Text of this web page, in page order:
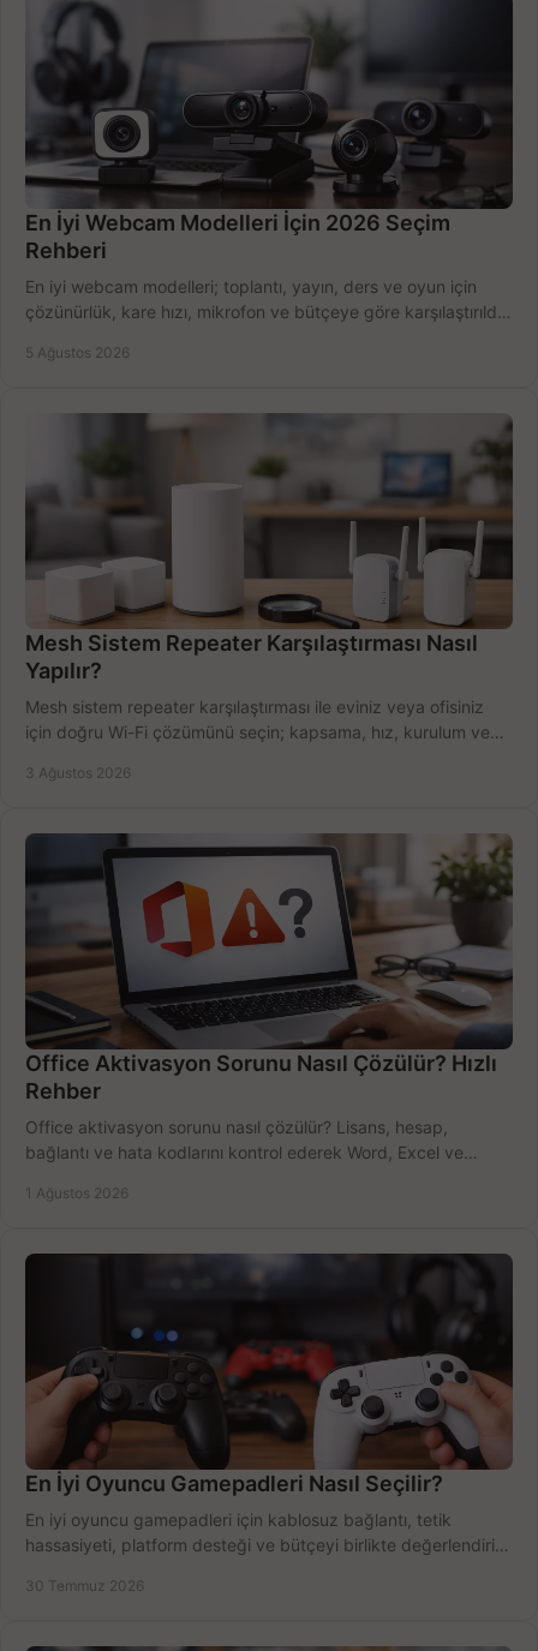
En İyi Webcam Modelleri İçin 2026 Seçim
Rehberi
En iyi webcam modelleri; toplantı, yayın, ders ve oyun için
çözünürlük, kare hızı, mikrofon ve bütçeye göre karşılaştırıldı.
5 Ağustos 2026
Mesh Sistem Repeater Karşılaştırması Nasıl
Yapılır?
Mesh sistem repeater karşılaştırması ile eviniz veya ofisiniz
için doğru Wi-Fi çözümünü seçin; kapsama, hız, kurulum ve
3 Ağustos 2026
Office Aktivasyon Sorunu Nasıl Çözülür? Hızlı
Rehber
Office aktivasyon sorunu nasıl çözülür? Lisans, hesap,
bağlantı ve hata kodlarını kontrol ederek Word, Excel ve
1 Ağustos 2026
En İyi Oyuncu Gamepadleri Nasıl Seçilir?
En iyi oyuncu gamepadleri için kablosuz bağlantı, tetik
hassasiyeti, platform desteği ve bütçeyi birlikte değerlendirin;
30 Temmuz 2026